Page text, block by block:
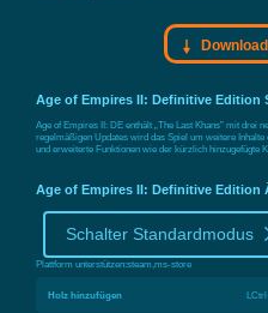
Download
Age of Empires II: Definitive Edition
Age of Empires II: DE enthält „The Last Khans” mit drei
regelmäßigen Updates wird das Spiel um weitere
und erweiterte Funktionen wie der kürzlich hinzugefügte
Age of Empires II: Definitive
Schalter Standardmodus
Plattform unterstützen:steam,ms-store
Holz hinzufügen